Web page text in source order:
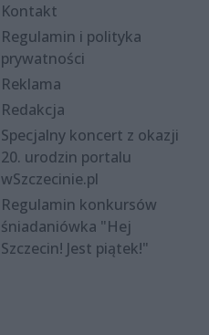
Kontakt
Regulamin i polityka
prywatności
Reklama
Redakcja
Specjalny koncert z okazji
20. urodzin portalu
wSzczecinie.pl
Regulamin konkursów
śniadaniówka "Hej
Szczecin! Jest piątek!"